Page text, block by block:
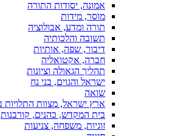
אמונה, יסודות התורה
מוסר, מידות
תורה ומדע, אבולוציה
תשובה והלכותיה
דיבור, שפה, אותיות
חברה, אקטואליה
תהליך הגאולה וציונות
ישראל והגוים, בני נח
שואה
ארץ ישראל, מצוות התלויות
בית המקדש, כהנים, קורבנות
זוגיות, משפחה, צניעות